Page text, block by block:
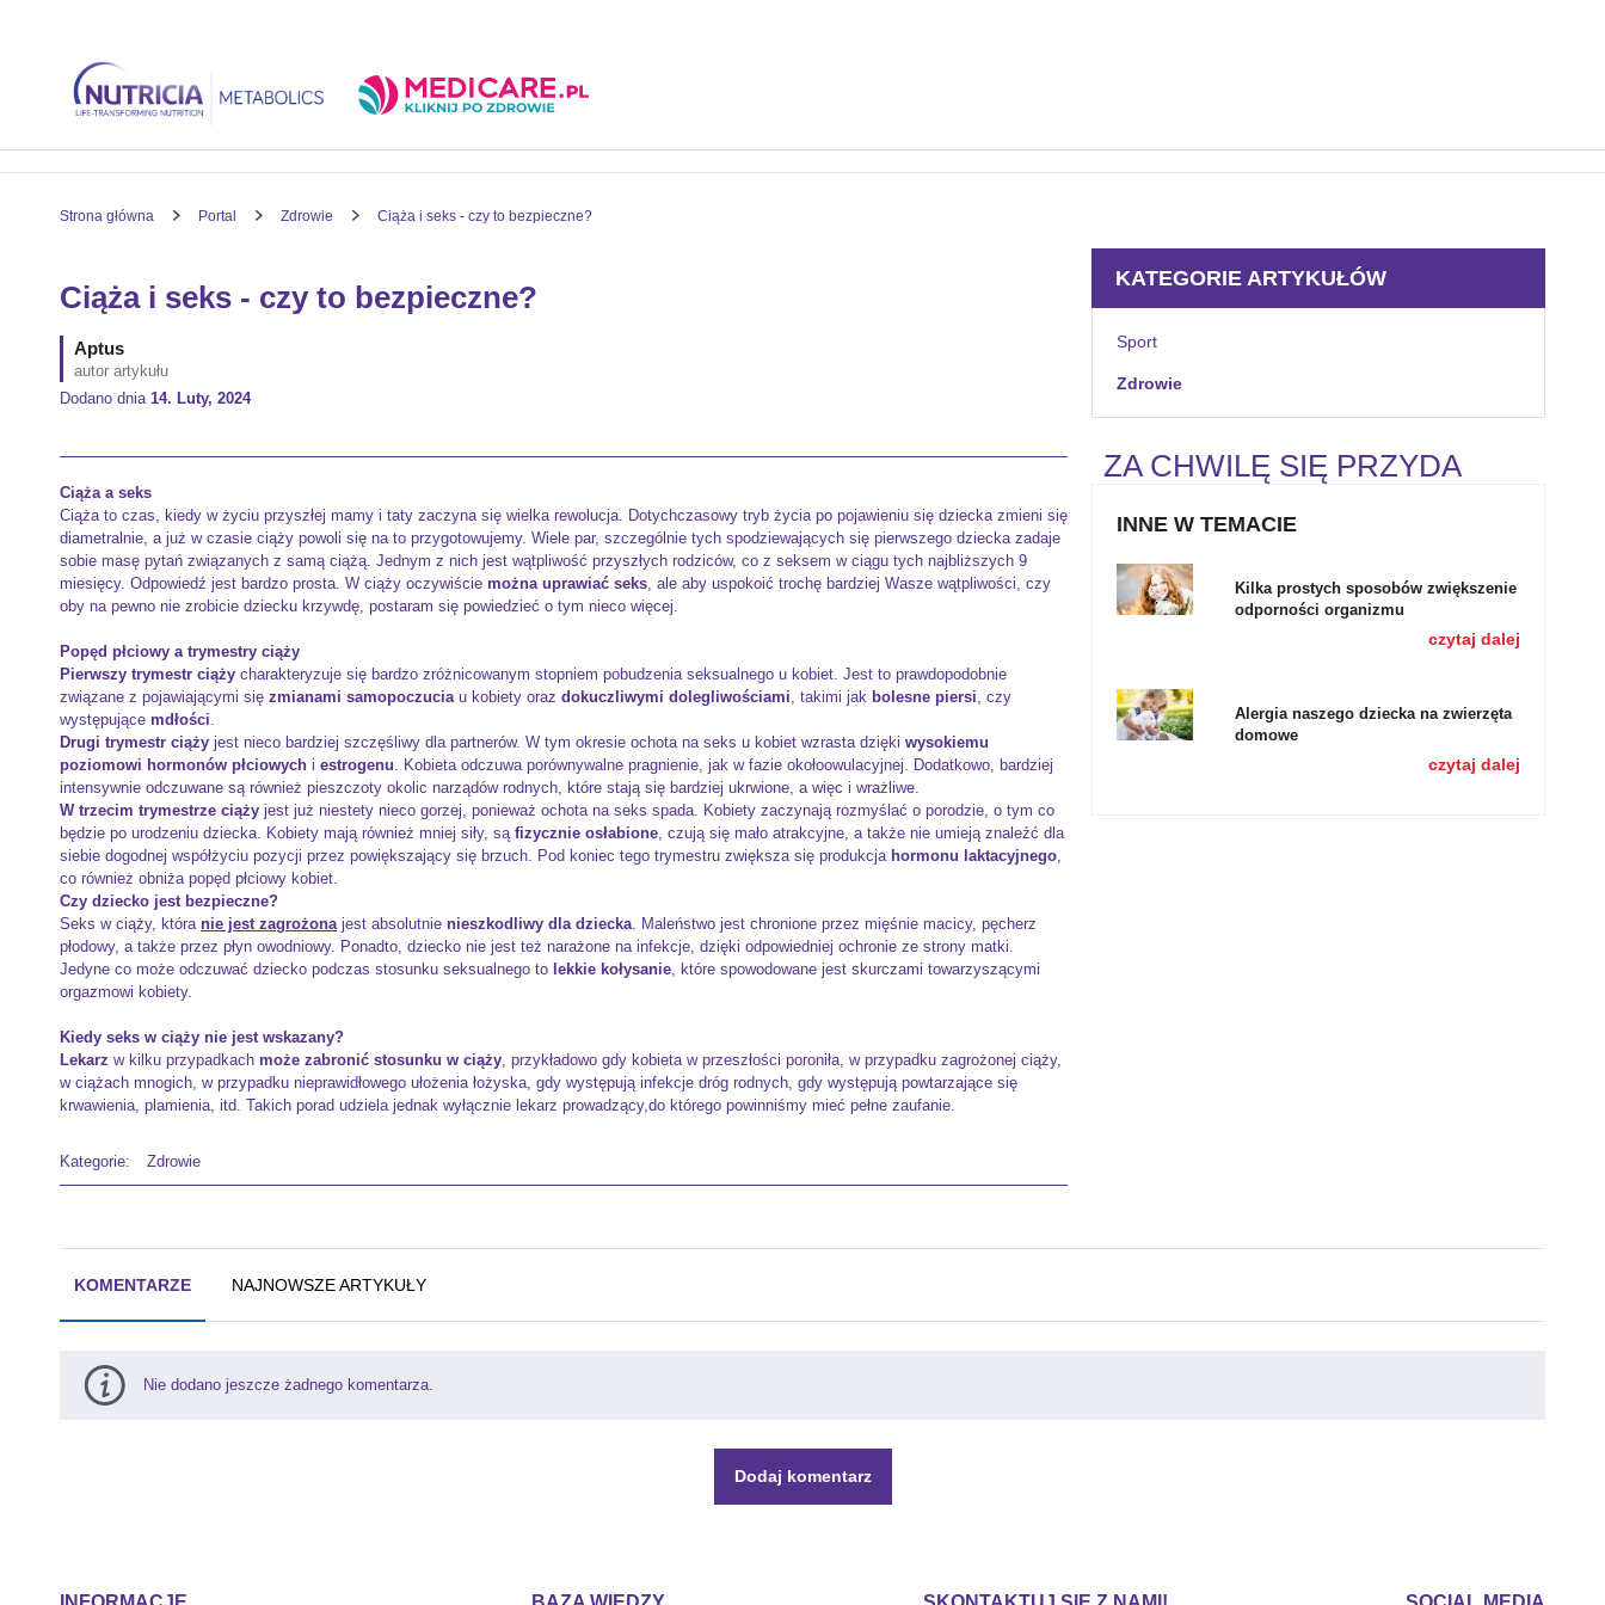
Strona główna Portal Zdrowie Ciąża i seks - czy to bezpieczne?
KATEGORIE ARTYKUŁÓW
Sport
Zdrowie
ZA CHWILĘ SIĘ PRZYDA
INNE W TEMACIE
Kilka prostych sposobów zwiększenie
odporności organizmu
czytaj dalej
Alergia naszego dziecka na zwierzęta
domowe
czytaj dalej
Ciąża i seks - czy to bezpieczne?
Aptus
autor artykułu
Dodano dnia 14. Luty, 2024
Ciąża a seks
Ciąża to czas, kiedy w życiu przyszłej mamy i taty zaczyna się wielka rewolucja. Dotychczasowy tryb życia po pojawieniu się dziecka zmieni się
diametralnie, a już w czasie ciąży powoli się na to przygotowujemy. Wiele par, szczególnie tych spodziewających się pierwszego dziecka zadaje
sobie masę pytań związanych z samą ciążą. Jednym z nich jest wątpliwość przyszłych rodziców, co z seksem w ciągu tych najbliższych 9
miesięcy. Odpowiedź jest bardzo prosta. W ciąży oczywiście można uprawiać seks , ale aby uspokoić trochę bardziej Wasze wątpliwości, czy
oby na pewno nie zrobicie dziecku krzywdę, postaram się powiedzieć o tym nieco więcej.
Popęd płciowy a trymestry ciąży
Pierwszy trymestr ciąży charakteryzuje się bardzo zróżnicowanym stopniem pobudzenia seksualnego u kobiet. Jest to prawdopodobnie
związane z pojawiającymi się zmianami samopoczucia u kobiety oraz dokuczliwymi dolegliwościami , takimi jak bolesne piersi , czy
występujące mdłości
Drugi trymestr ciąży jest nieco bardziej szczęśliwy dla partnerów. W tym okresie ochota na seks u kobiet wzrasta dzięki wysokiemu
poziomowi hormonów płciowych i estrogenu . Kobieta odczuwa porównywalne pragnienie, jak w fazie okołoowulacyjnej. Dodatkowo, bardziej
intensywnie odczuwane są również pieszczoty okolic narządów rodnych, które stają się bardziej ukrwione, a więc i wrażliwe.
W trzecim trymestrze ciąży jest już niestety nieco gorzej, ponieważ ochota na seks spada. Kobiety zaczynają rozmyślać o porodzie, o tym co
będzie po urodzeniu dziecka. Kobiety mają również mniej siły, są fizycznie osłabione , czują się mało atrakcyjne, a także nie umieją znaleźć dla
siebie dogodnej współżyciu pozycji przez powiększający się brzuch. Pod koniec tego trymestru zwiększa się produkcja hormonu laktacyjnego
co również obniża popęd płciowy kobiet.
Czy dziecko jest bezpieczne?
Seks w ciąży, która nie jest zagrożona jest absolutnie nieszkodliwy dla dziecka . Maleństwo jest chronione przez mięśnie macicy, pęcherz
płodowy, a także przez płyn owodniowy. Ponadto, dziecko nie jest też narażone na infekcje, dzięki odpowiedniej ochronie ze strony matki.
Jedyne co może odczuwać dziecko podczas stosunku seksualnego to lekkie kołysanie , które spowodowane jest skurczami towarzyszącymi
orgazmowi kobiety.
Kiedy seks w ciąży nie jest wskazany?
Lekarz w kilku przypadkach może zabronić stosunku w ciąży , przykładowo gdy kobieta w przeszłości poroniła, w przypadku zagrożonej ciąży,
w ciążach mnogich, w przypadku nieprawidłowego ułożenia łożyska, gdy występują infekcje dróg rodnych, gdy występują powtarzające się
krwawienia, plamienia, itd. Takich porad udziela jednak wyłącznie lekarz prowadzący,do którego powinniśmy mieć pełne zaufanie.
Kategorie: Zdrowie
KOMENTARZE NAJNOWSZE ARTYKUŁY
Nie dodano jeszcze żadnego komentarza.
Dodaj komentarz